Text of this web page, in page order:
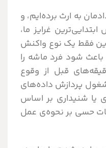
به ارث برده‌ایم، و
غرایز ما،
فقط یک نوع واکنش
شود فرد ماشه را
قبل از وقوع
پردازش داده‌های
یا شنیداری بر اساس
حسی بر نحوه‌ی عمل